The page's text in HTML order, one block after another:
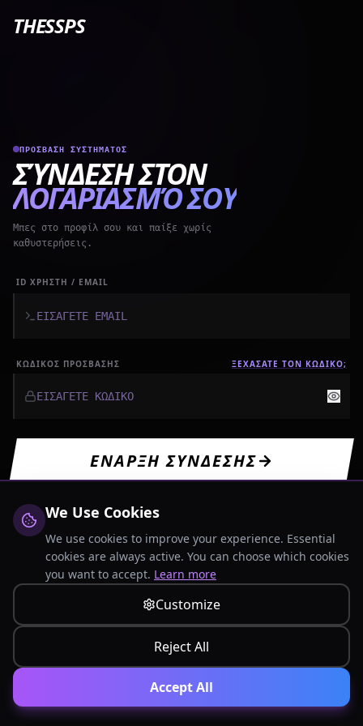
THESSPS
ΠΡΟΣΒΑΣΗ ΣΥΣΤΗΜΑΤΟΣ
ΣΎΝΔΕΣΗ ΣΤΟΝ
ΛΟΓΑΡΙΑΣΜΌ ΣΟΥ
Μπες στο προφίλ σου και παίξε χωρίς
καθυστερήσεις.
ID ΧΡΗΣΤΗ / EMAIL
ΚΩΔΙΚΟΣ ΠΡΟΣΒΑΣΗΣ ΞΕΧΑΣΑΤΕ ΤΟΝ ΚΩΔΙΚΟ;
ΕΝΑΡΞΗ ΣΥΝΔΕΣΗΣ
ΔΕΝ ΕΧΕΙΣ ΛΟΓΑΡΙΑΣΜΟ?
ΕΓΓΡΑΦΗ ΝΕΟΥ ΛΟΓΑΡΙΑΣΜΟΥ
ΑΣΦΑΛΗΣ ΔΙΑΚΟΜΙΣΤΗΣ // [EU-WEST-1]
ΚΑΘΥΣΤΕΡΗΣΗ: 12MS
ΠΡΩΤΟΚΟΛΛΟ ΑΠΟΡΡΗΤΟΥΟΡΟΙ ΧΡΗΣΗΣ
We Use Cookies
We use cookies to improve your experience. Essential
cookies are always active. You can choose which cookies
you want to accept. Learn more
Customize
Reject All
Accept All